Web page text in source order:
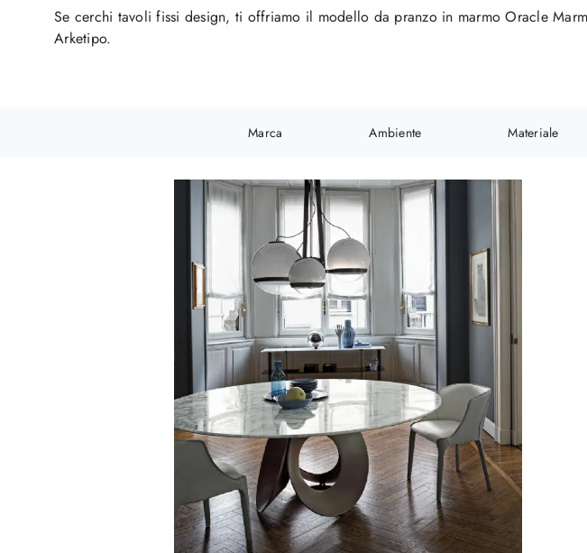
Se cerchi tavoli fissi design, ti offriamo il modello da pranzo in marmo Oracle
Arketipo.
Marca Ambiente Materiale